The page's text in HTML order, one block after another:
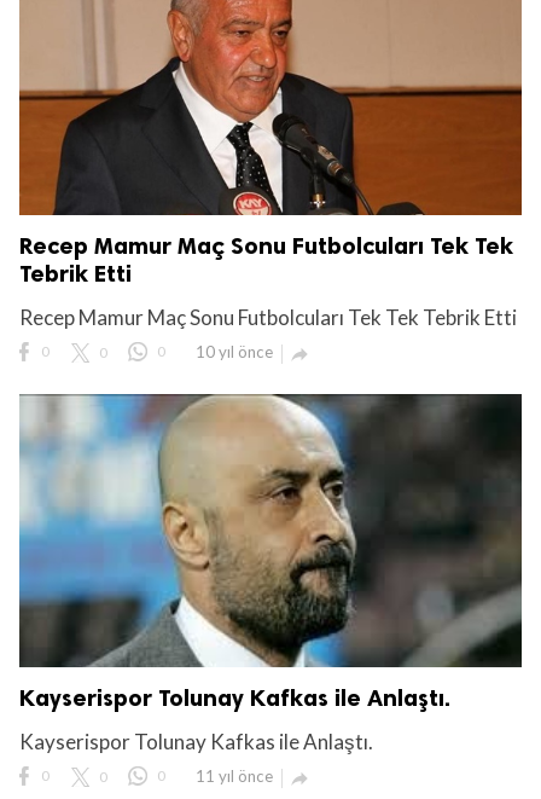
Recep Mamur Maç Sonu Futbolcuları Tek Tek
Tebrik Etti
Recep Mamur Maç Sonu Futbolcuları Tek Tek Tebrik Etti
0 0 0 10 yıl önce 
Kayserispor Tolunay Kafkas ile Anlaştı.
Kayserispor Tolunay Kafkas ile Anlaştı.
0 0 0 11 yıl önce 